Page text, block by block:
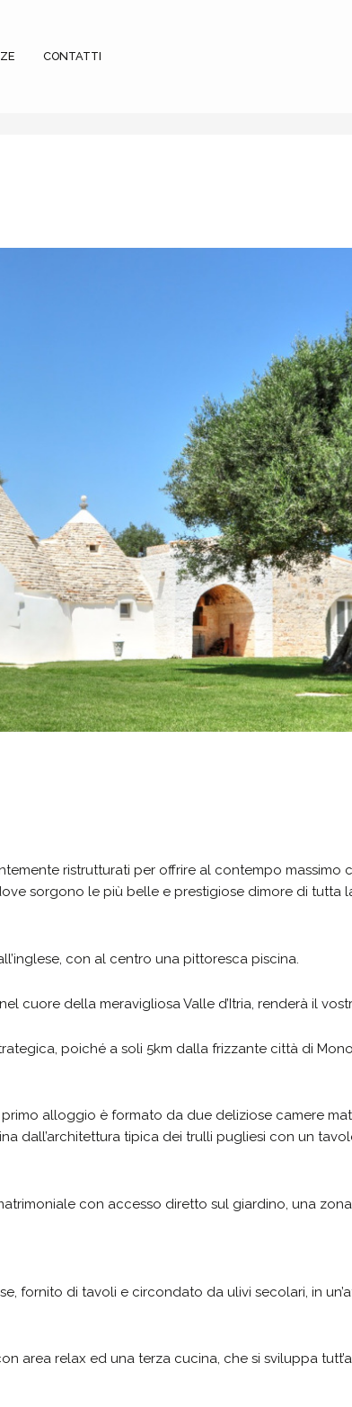
CONTATTI
ristrutturati per offrire al contempo
sorgono le più belle e prestigiose dimore di tutta
con al centro una pittoresca piscina.
cuore della meravigliosa Valle d’Itria, renderà il
poiché a soli 5km dalla frizzante città di
alloggio è formato da due deliziose camere
dall’architettura tipica dei trulli pugliesi con un
con accesso diretto sul giardino, una
fornito di tavoli e circondato da ulivi secolari, in
area relax ed una terza cucina, che si sviluppa